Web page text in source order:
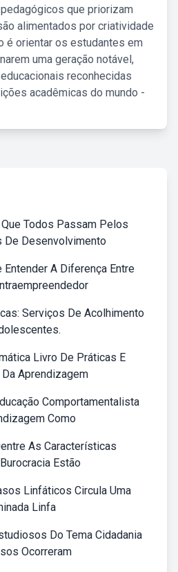
que priorizam
alimentados por criatividade
é orientar os estudantes em
uma geração notável,
reconhecidas
acadêmicas do mundo -
Todos Passam Pelos
Desenvolvimento
Entender A Diferença Entre
Serviços De Acolhimento
Livro De Práticas E
Aprendizagem
Comportamentalista
Como
As Características
Estão
Linfáticos Circula Uma
Linfa
Do Tema Cidadania
Ocorreram